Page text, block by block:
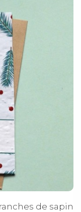
de sapin